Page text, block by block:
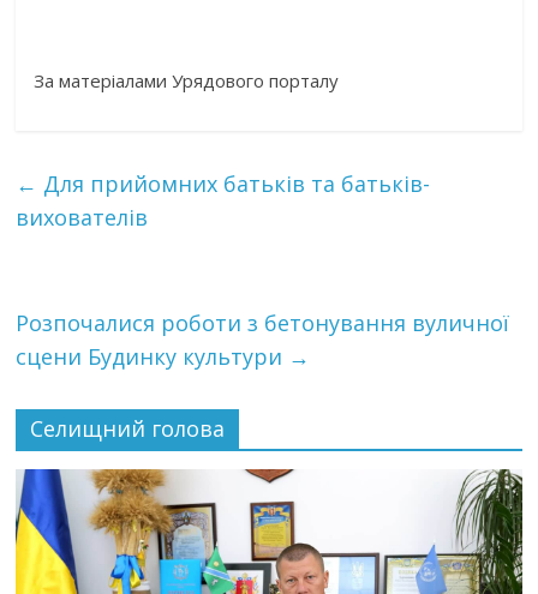
За матеріалами Урядового порталу
← Для прийомних батьків та батьків-
вихователів
Розпочалися роботи з бетонування вуличної
сцени Будинку культури →
Селищний голова